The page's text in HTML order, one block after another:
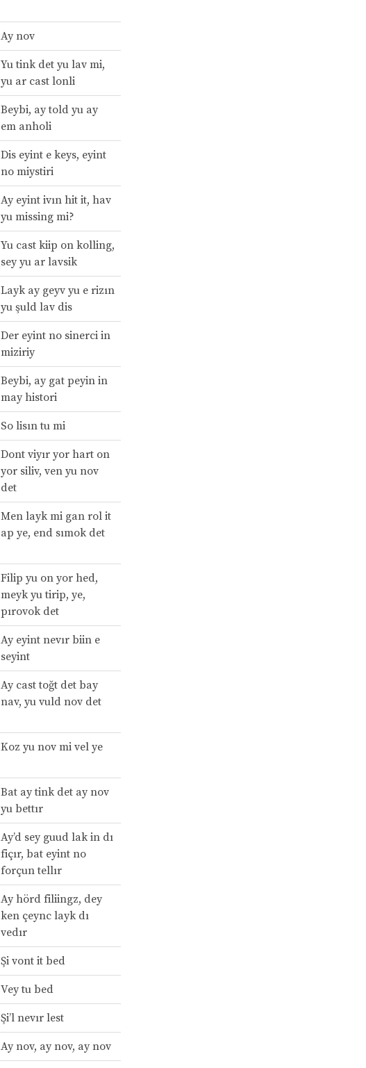
Ay nov
Yu tink det yu lav mi,
yu ar cast lonli
Beybi, ay told yu ay
em anholi
Dis eyint e keys, eyint
no miystiri
Ay eyint ivın hit it, hav
yu missing mi?
Yu cast kiip on kolling,
sey yu ar lavsik
Layk ay geyv yu e rizın
yu şuld lav dis
Der eyint no sinerci in
miziriy
Beybi, ay gat peyin in
may histori
So lisın tu mi
Dont viyır yor hart on
yor siliv, ven yu nov
det
Men layk mi gan rol it
ap ye, end sımok det
Filip yu on yor hed,
meyk yu tirip, ye,
pırovok det
Ay eyint nevır biin e
seyint
Ay cast toğt det bay
nav, yu vuld nov det
Koz yu nov mi vel ye
Bat ay tink det ay nov
yu bettır
Ay’d sey guud lak in dı
fiçır, bat eyint no
forçun tellır
Ay hörd filiingz, dey
ken çeync layk dı
vedır
Şi vont it bed
Vey tu bed
Şi’l nevır lest
Ay nov, ay nov, ay nov